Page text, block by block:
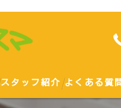
スタッフ紹介 よくある質問